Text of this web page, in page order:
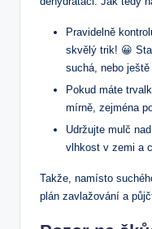
Pravidelně
skvělý trik! 😀
suchá, nebo ještě
Pokud máte
mírně, zejména
Udržujte mulč
vlhkost v zemi a
Takže, namísto
plán zavlažování a